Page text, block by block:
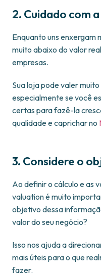
2. Cuidado com
Enquanto uns enxergam
muito abaixo do valor
empresas.
Sua loja pode valer
especialmente se você
certas para fazê-la
qualidade e caprichar no
3. Considere o
Ao definir o cálculo e as
valuation é muito
objetivo dessa
valor do seu negócio?
Isso nos ajuda a
mais úteis para o que
fazer.